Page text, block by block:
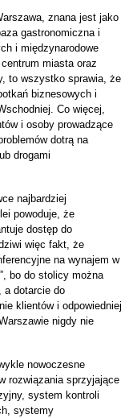
znana jest jako
gastronomiczna i
i międzynarodowe
miasta oraz
to wszystko sprawia, że
biznesowych i
Co więcej,
i osoby prowadzące
dotrą na
drogami
najbardziej
powoduje, że
dostęp do
więc fakt, że
na wynajem w
bo do stolicy można
a dotarcie do
klientów i odpowiedniej
nigdy nie
nowoczesne
rozwiązania sprzyjające
system kontroli
systemy